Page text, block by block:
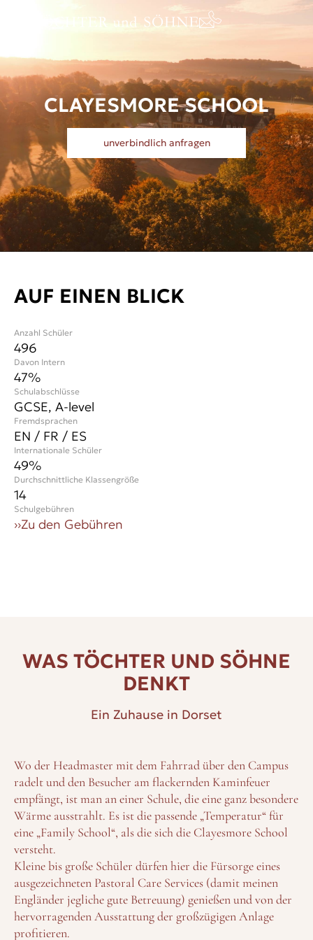
CLAYESMORE SCHOOL
unverbindlich anfragen
AUF EINEN BLICK
Anzahl Schüler
496
Davon Intern
47%
Schulabschlüsse
GCSE, A-level
Durchschnittliche Klassengröße
14
Internationale Schüler
49%
Fremdsprachen
EN / FR / ES
Schulgebühren
››Zu den Gebühren
WAS TÖCHTER UND SÖHNE
DENKT
Ein Zuhause in Dorset
Wo der Headmaster mit dem Fahrrad über den Campus
radelt und den Besucher am flackernden Kaminfeuer
empfängt, ist man an einer Schule, die eine ganz besondere
Wärme ausstrahlt. Es ist die passende „Temperatur“ für
eine „Family School“, als die sich die Clayesmore School
versteht.
Kleine bis große Schüler dürfen hier die Fürsorge eines
ausgezeichneten Pastoral Care Services (damit meinen
Engländer jegliche gute Betreuung) genießen und von der
hervorragenden Ausstattung der großzügigen Anlage
profitieren.